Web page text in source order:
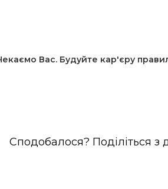
Вас. Будуйте кар'єру
Сподобалося? Поділіться з